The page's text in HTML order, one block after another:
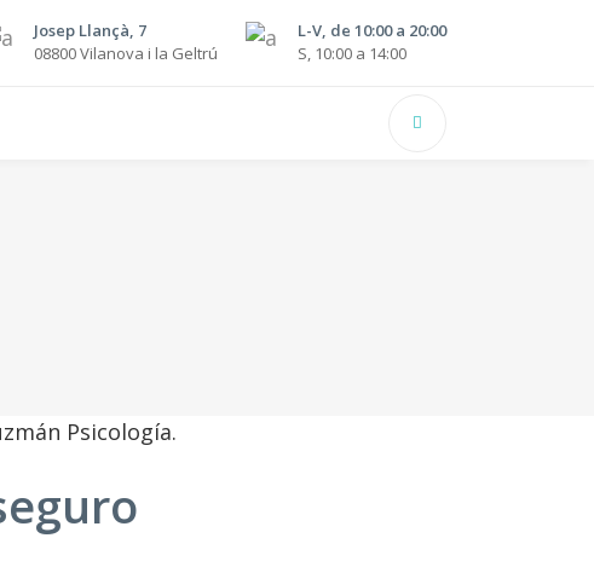
Josep Llançà, 7
08800 Vilanova i la Geltrú
L-V, de 10:00 a 20:00
S, 10:00 a 14:00